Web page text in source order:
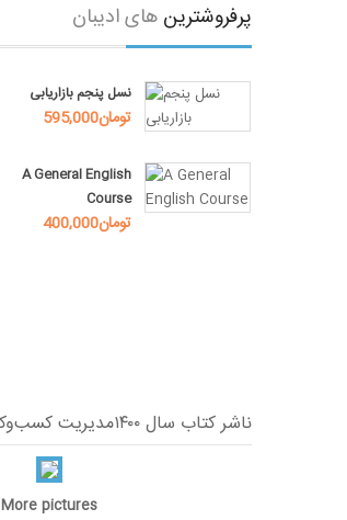
پرفروشترین هایادیبان
نسل پنجم بازاریابی
595,000تومان
A General English
Course
400,000تومان
ناشر کتاب سال ۱۴۰۰مدیریت کسب‌وکار در بخش تألیف
More pictures